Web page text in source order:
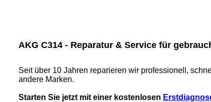
AKG C314 - Reparatur & Service für
Seit über 10 Jahren reparieren wir professionell,
andere Marken.
Starten Sie jetzt mit einer kostenlosen